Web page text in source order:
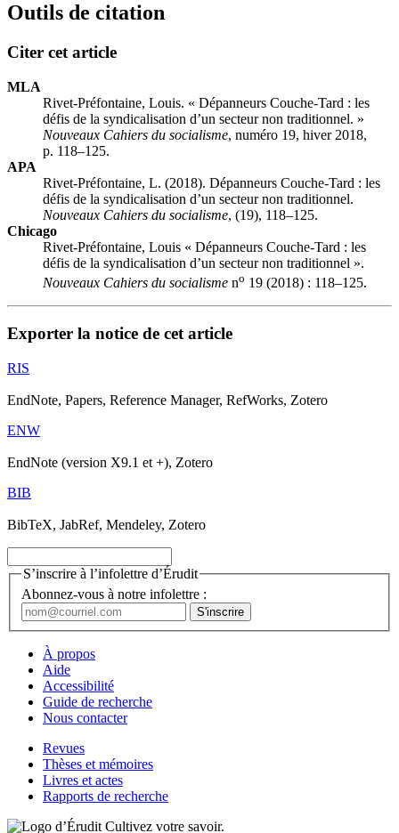
Outils de citation
Citer cet article
MLA
Rivet-Préfontaine, Louis. « Dépanneurs Couche-Tard : les
défis de la syndicalisation d’un secteur non traditionnel. »
Nouveaux Cahiers du socialisme, numéro 19, hiver 2018,
p. 118–125.
APA
Rivet-Préfontaine, L. (2018). Dépanneurs Couche-Tard : les
défis de la syndicalisation d’un secteur non traditionnel.
Nouveaux Cahiers du socialisme, (19), 118–125.
Chicago
Rivet-Préfontaine, Louis « Dépanneurs Couche-Tard : les
défis de la syndicalisation d’un secteur non traditionnel ».
Nouveaux Cahiers du socialisme no 19 (2018) : 118–125.
Exporter la notice de cet article
RIS
EndNote, Papers, Reference Manager, RefWorks, Zotero
ENW
EndNote (version X9.1 et +), Zotero
BIB
BibTeX, JabRef, Mendeley, Zotero
S’inscrire à l’infolettre d’Érudit
Abonnez-vous à notre infolettre :
À propos
Aide
Accessibilité
Guide de recherche
Nous contacter
Revues
Thèses et mémoires
Livres et actes
Rapports de recherche
Cultivez votre savoir.